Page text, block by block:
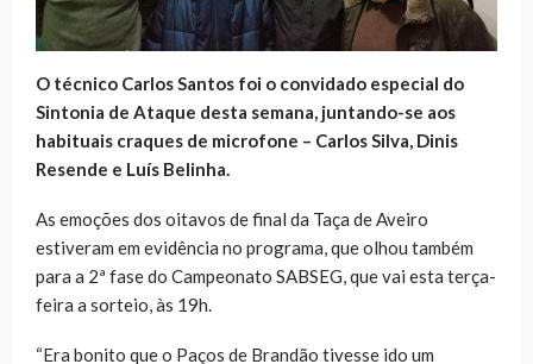
O técnico Carlos Santos foi o convidado especial do
Sintonia de Ataque desta semana, juntando-se aos
habituais craques de microfone – Carlos Silva, Dinis
Resende e Luís Belinha.
As emoções dos oitavos de final da Taça de Aveiro
estiveram em evidência no programa, que olhou também
para a 2ª fase do Campeonato SABSEG, que vai esta terça-
feira a sorteio, às 19h.
“Era bonito que o Paços de Brandão tivesse ido um